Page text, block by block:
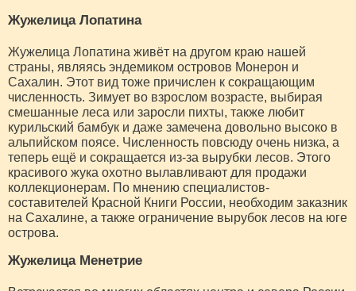
Жужелица Лопатина
Жужелица Лопатина живёт на другом краю нашей
страны, являясь эндемиком островов Монерон и
Сахалин. Этот вид тоже причислен к сокращающим
численность. Зимует во взрослом возрасте, выбирая
смешанные леса или заросли пихты, также любит
курильский бамбук и даже замечена довольно высоко в
альпийском поясе. Численность повсюду очень низка, а
теперь ещё и сокращается из-за вырубки лесов. Этого
красивого жука охотно вылавливают для продажи
коллекционерам. По мнению специалистов-
составителей Красной Книги России, необходим заказник
на Сахалине, а также ограничение вырубок лесов на юге
острова.
Жужелица Менетрие